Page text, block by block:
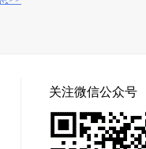
关注微信公众号